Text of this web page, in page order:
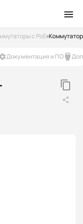
с PoE
Документация и ПО